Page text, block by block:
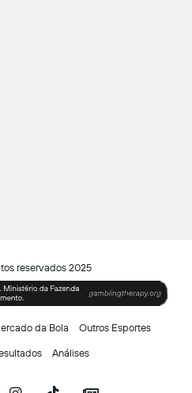
reservados 2025
da Bola Outros Esportes
Análises